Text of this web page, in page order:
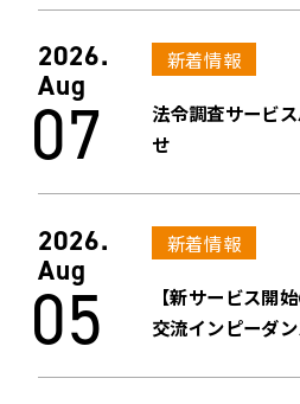
2026.
Aug
07
新着情報
法令調査サービ
せ
2026.
Aug
05
新着情報
【新サービス開
交流インピーダ